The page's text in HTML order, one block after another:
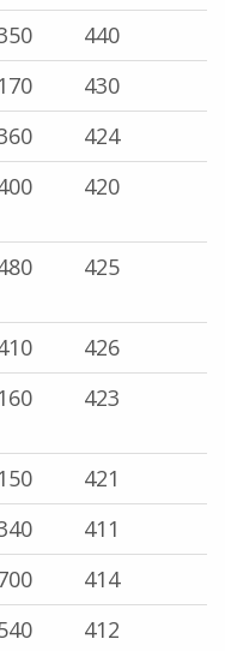
440
430
424
420
425
426
423
421
411
414
412